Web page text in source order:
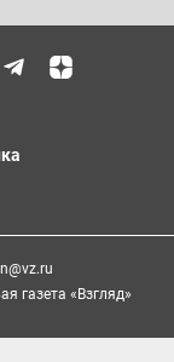
газета «Взгляд»